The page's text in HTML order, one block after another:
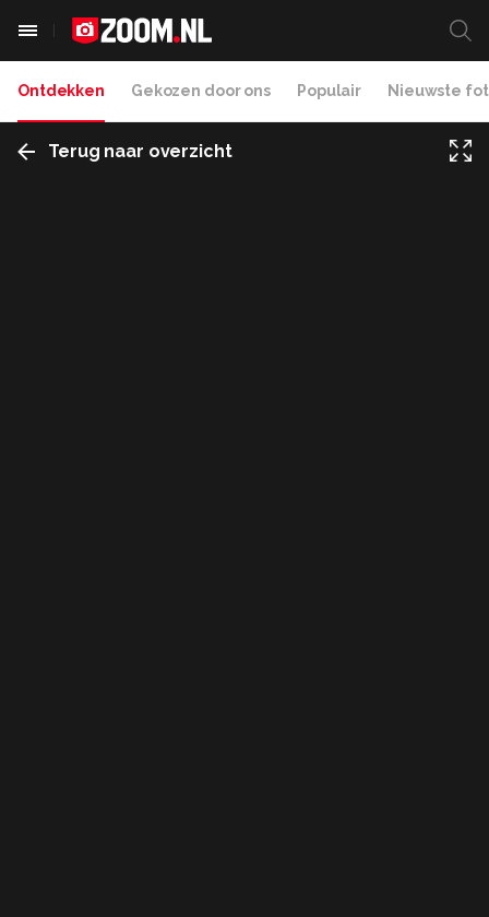
Ontdekken Gekozen door ons Populair Nieuwste
Terug naar overzicht